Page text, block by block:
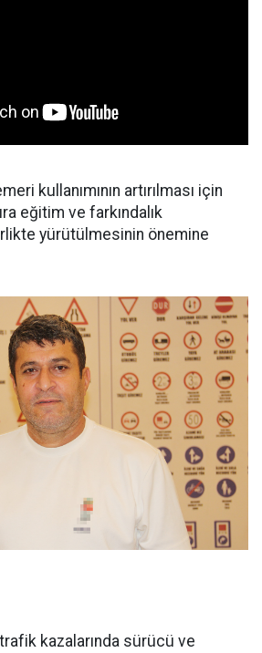
kullanımının artırılması için
eğitim ve farkındalık
yürütülmesinin önemine
kazalarında sürücü ve